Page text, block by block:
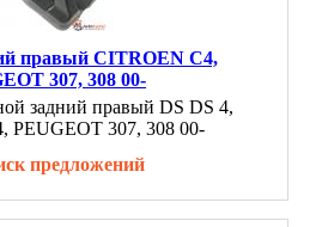
правый CITROEN C4,
307, 308 00-
задний правый DS DS 4,
PEUGEOT 307, 308 00-
предложений